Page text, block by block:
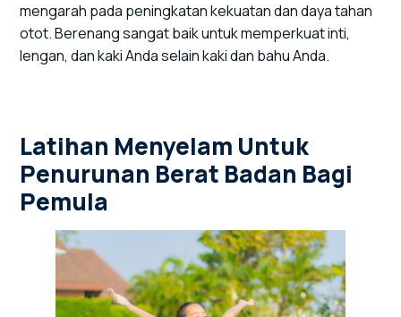
mengarah pada peningkatan kekuatan dan daya tahan
otot. Berenang sangat baik untuk memperkuat inti,
lengan, dan kaki Anda selain kaki dan bahu Anda.
Latihan Menyelam Untuk
Penurunan Berat Badan Bagi
Pemula